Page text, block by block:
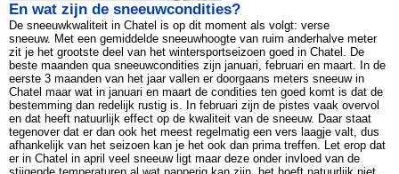
En wat zijn de sneeuwcondities?
De sneeuwkwaliteit in Chatel is op dit moment als volgt: verse
sneeuw. Met een gemiddelde sneeuwhoogte van ruim anderhalve meter
zit je het grootste deel van het wintersportseizoen goed in Chatel. De
beste maanden qua sneeuwcondities zijn januari, februari en maart. In de
eerste 3 maanden van het jaar vallen er doorgaans meters sneeuw in
Chatel maar wat in januari en maart de condities ten goed komt is dat de
bestemming dan redelijk rustig is. In februari zijn de pistes vaak overvol
en dat heeft natuurlijk effect op de kwaliteit van de sneeuw. Daar staat
tegenover dat er dan ook het meest regelmatig een vers laagje valt, dus
afhankelijk van het seizoen kan je het ook dan prima treffen. Let erop dat
er in Chatel in april veel sneeuw ligt maar deze onder invloed van de